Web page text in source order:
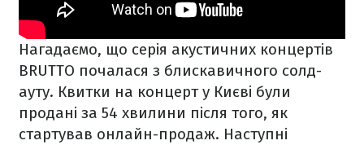
Нагадаємо, що серія акустичних концертів
BRUTTO почалася з блискавичного солд-
ауту. Квитки на концерт у Києві були
продані за 54 хвилини після того, як
стартував онлайн-продаж. Наступні